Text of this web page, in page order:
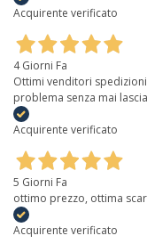
Acquirente verificato
4 Giorni Fa
Ottimi venditori
problema senza mai
Acquirente verificato
5 Giorni Fa
ottimo prezzo, ottima
Acquirente verificato